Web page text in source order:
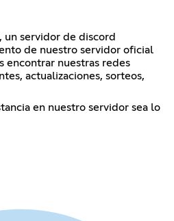
un servidor de discord
de nuestro servidor oficial
encontrar nuestras redes
actualizaciones, sorteos,
en nuestro servidor sea lo